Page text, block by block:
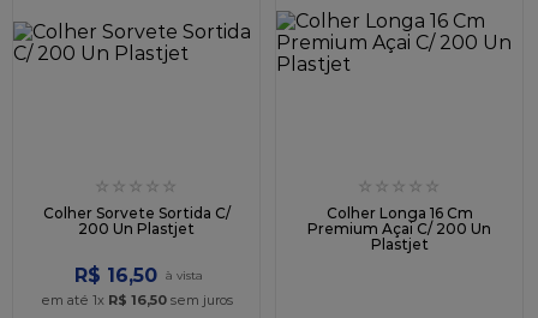
☆ ☆ ☆ ☆ ☆
Colher Sorvete Sortida C/
200 Un Plastjet
R$ 16,50
em até 1x R$ 16,50sem juros
☆ ☆ ☆ ☆ ☆
Colher Longa 16 Cm
Premium Açai C/ 200 Un
Plastjet